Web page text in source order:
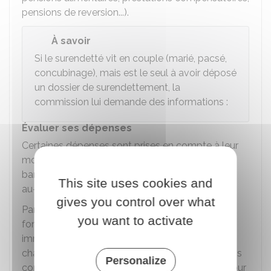
pensions de reversion...).
À savoir
Si le surendetté vit en couple (marié, pacsé,
concubinage), mais est le seul à avoir déposé
un dossier de surendettement, la
commission lui demande des informations :
Évaluer ses dépenses
Certaines dépenses sont prises en compte à leur
montant réel, d'autres sont évaluées selon un
barème, d'autres encore peuvent être réajustées
au-delà de ce barème.
Par exemple, le loyer, les impôts, les taxes
foncières, les assurances liées aux prêts
immobiliers, les frais de garde des personnes à
charge et les pensions alimentaires et prestations
compensatoires versées sont pris en compte pour
This site uses cookies and
gives you control over what
you want to activate
Personalize